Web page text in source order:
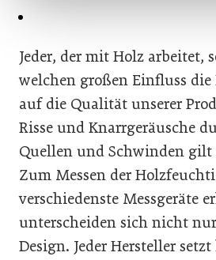
Jeder, der mit Holz arbeitet,
welchen großen Einfluss
auf die Qualität unserer
Risse und Knarrgeräusche
Quellen und Schwinden gilt
Zum Messen der
verschiedenste Messgeräte
unterscheiden sich nicht
Design. Jeder Hersteller